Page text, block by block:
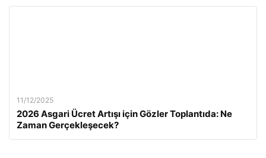
11/12/2025
2026 Asgari Ücret Artışı için Gözler Toplantıda: Ne
Zaman Gerçekleşecek?